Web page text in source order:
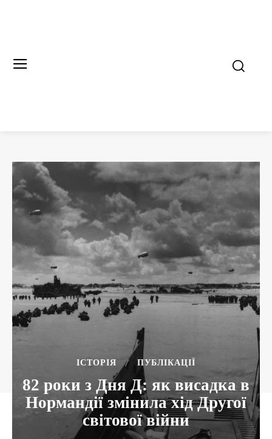
ІСТОРІЯ ПУБЛІКАЦІЇ
82 роки з Дня Д: як висадка в
Нормандії змінила хід Другої
світової війни